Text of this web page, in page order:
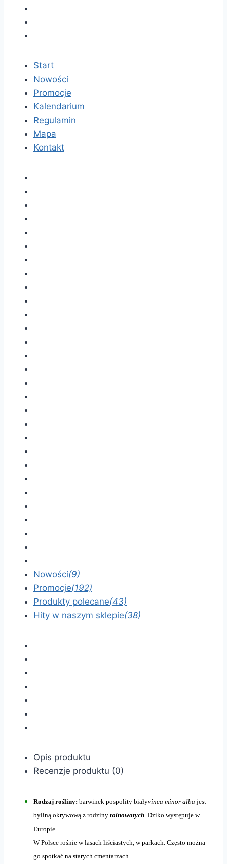
Start
Nowości
Promocje
Kalendarium
Regulamin
Mapa
Kontakt
Nowości(9)
Promocje(192)
Produkty polecane(43)
Hity w naszym sklepie(38)
Opis produktu
Recenzje produktu (0)
Rodzaj rośliny: barwinek pospolity białyvinca minor alba jest
byliną okrywową z rodziny toinowatych. Dziko występuje w
Europie.
W Polsce rośnie w lasach liściastych, w parkach. Często można
go spotkać na starych cmentarzach.